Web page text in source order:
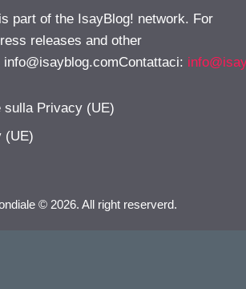
part of the IsayBlog! network. For
releases and other
info@isayblog.comContattaci:
sulla Privacy (UE)
(UE)
© 2026. All right reserverd.